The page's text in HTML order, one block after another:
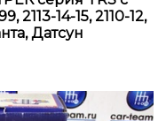
14-15, 2110-12,
Датсун